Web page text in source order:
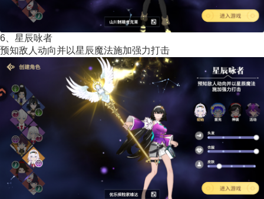
6、星辰咏者
预知敌人动向并以星辰魔法施加强力打击